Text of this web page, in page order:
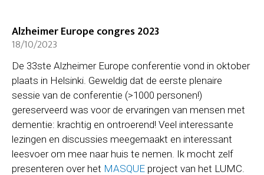
Alzheimer Europe congres 2023
18/10/2023
De 33ste Alzheimer Europe conferentie vond in oktober
plaats in Helsinki. Geweldig dat de eerste plenaire
sessie van de conferentie (>1000 personen!)
gereserveerd was voor de ervaringen van mensen met
dementie: krachtig en ontroerend! Veel interessante
lezingen en discussies meegemaakt en interessant
leesvoer om mee naar huis te nemen. Ik mocht zelf
presenteren over het MASQUE project van het LUMC.